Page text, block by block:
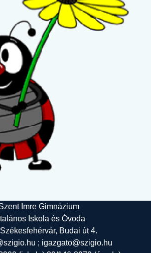
Imre Gimnázium
Iskola és Óvoda
Budai út 4.
; igazgato@szigio.hu